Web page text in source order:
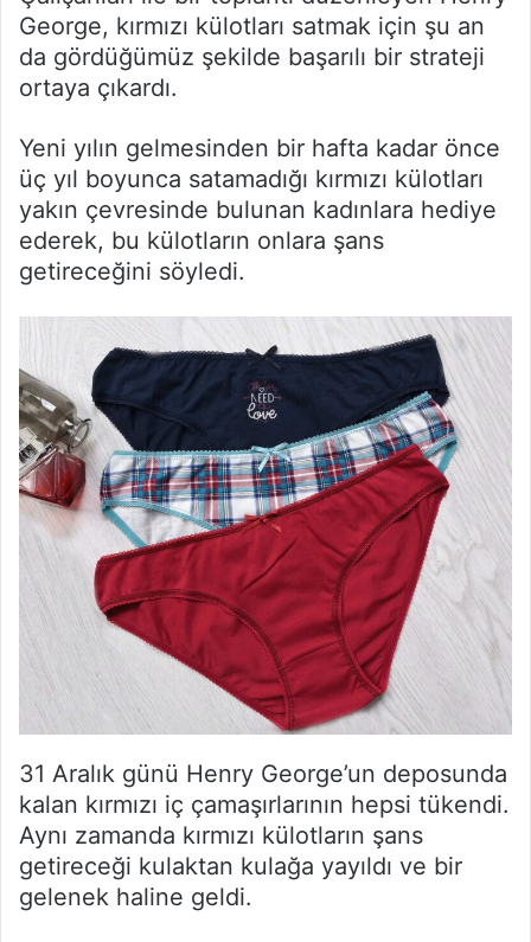
George, kırmızı külotları satmak için şu an
da gördüğümüz şekilde başarılı bir strateji
ortaya çıkardı.
Yeni yılın gelmesinden bir hafta kadar önce
üç yıl boyunca satamadığı kırmızı külotları
yakın çevresinde bulunan kadınlara hediye
ederek, bu külotların onlara şans
getireceğini söyledi.
31 Aralık günü Henry George’un deposunda
kalan kırmızı iç çamaşırlarının hepsi tükendi.
Aynı zamanda kırmızı külotların şans
getireceği kulaktan kulağa yayıldı ve bir
gelenek haline geldi.